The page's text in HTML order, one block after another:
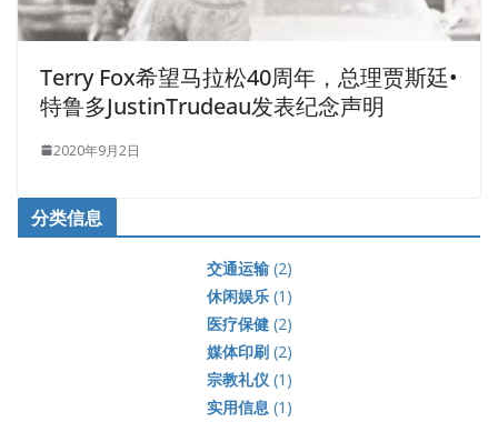
Terry Fox希望马拉松40周年，总理贾斯廷•
特鲁多JustinTrudeau发表纪念声明
2020年9月2日
分类信息
交通运输(2)
休闲娱乐(1)
医疗保健(2)
媒体印刷(2)
宗教礼仪(1)
实用信息 (1)